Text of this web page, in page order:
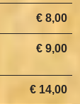
€ 8,00
€ 9,00
€ 14,00